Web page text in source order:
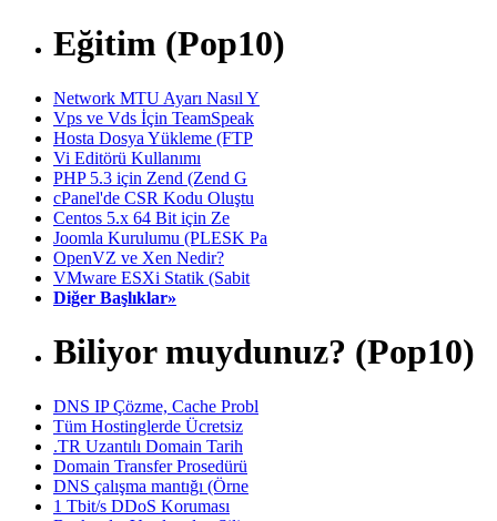
Eğitim (Pop10)
Network MTU Ayarı Nasıl Y
Vps ve Vds İçin TeamSpeak
Hosta Dosya Yükleme (FTP
Vi Editörü Kullanımı
PHP 5.3 için Zend (Zend G
cPanel'de CSR Kodu Oluştu
Centos 5.x 64 Bit için Ze
Joomla Kurulumu (PLESK Pa
OpenVZ ve Xen Nedir?
VMware ESXi Statik (Sabit
Diğer Başlıklar»
Biliyor muydunuz? (Pop10)
DNS IP Çözme, Cache Probl
Tüm Hostinglerde Ücretsiz
.TR Uzantılı Domain Tarih
Domain Transfer Prosedürü
DNS çalışma mantığı (Örne
1 Tbit/s DDoS Koruması